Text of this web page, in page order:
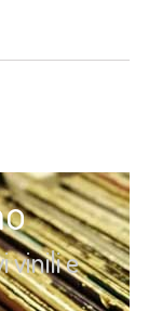
vinili e